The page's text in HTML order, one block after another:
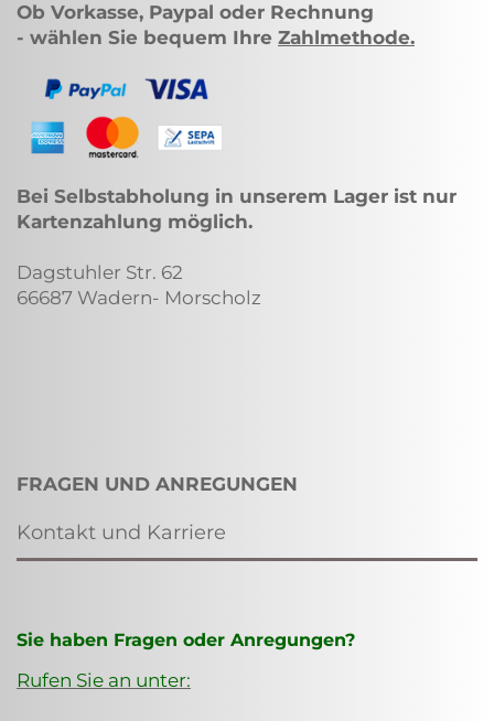
Ob Vorkasse, Paypal oder Rechnung
- wählen Sie bequem Ihre Zahlmethode.
Bei Selbstabholung in unserem Lager ist nur
Kartenzahlung möglich.
Dagstuhler Str. 62
66687 Wadern- Morscholz
FRAGEN UND ANREGUNGEN
Kontakt und Karriere
Sie haben Fragen oder Anregungen?
Rufen Sie an unter: